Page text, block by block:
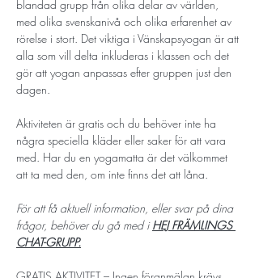
blandad grupp från olika delar av världen,
med olika svenskanivå och olika erfarenhet av
rörelse i stort. Det viktiga i Vänskapsyogan är att
alla som vill delta inkluderas i klassen och det
gör att yogan anpassas efter gruppen just den
dagen.
Aktiviteten är gratis och du behöver inte ha
några speciella kläder eller saker för att vara
med. Har du en yogamatta är det välkommet
att ta med den, om inte finns det att låna.
För att få aktuell information, eller svar på dina
frågor, behöver du gå med i HEJ FRÄMLINGS
CHAT-GRUPP.